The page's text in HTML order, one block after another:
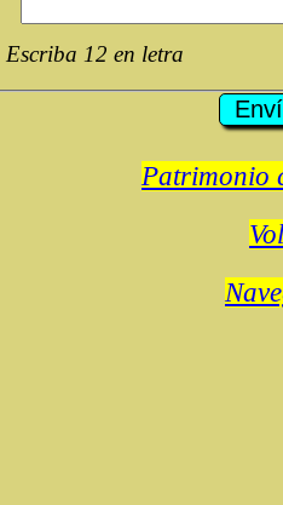
Escriba 12 en letra
Patrimonio